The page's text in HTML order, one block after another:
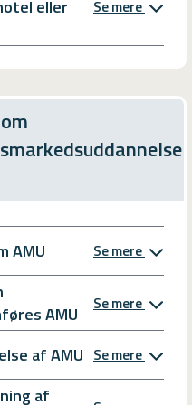
eller
Se mere
AMU Se mere
AMU
Se mere
af AMU Se mere
af